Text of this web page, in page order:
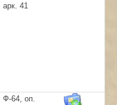
арк. 41
Ф-64, оп.